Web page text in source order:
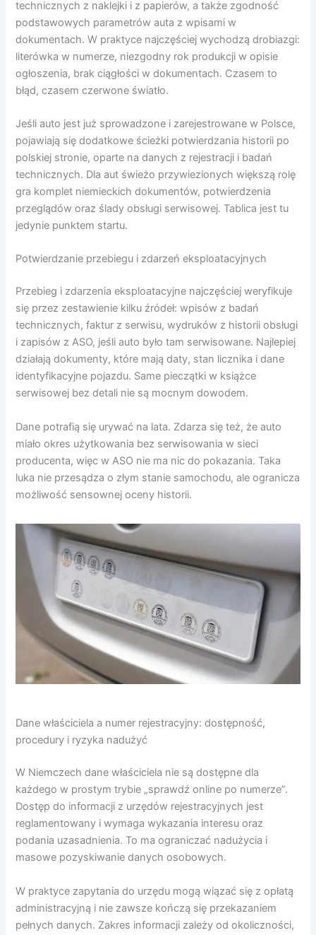
technicznych z naklejki i z papierów, a także zgodność
podstawowych parametrów auta z wpisami w
dokumentach. W praktyce najczęściej wychodzą drobiazgi:
literówka w numerze, niezgodny rok produkcji w opisie
ogłoszenia, brak ciągłości w dokumentach. Czasem to
błąd, czasem czerwone światło.
Jeśli auto jest już sprowadzone i zarejestrowane w Polsce,
pojawiają się dodatkowe ścieżki potwierdzania historii po
polskiej stronie, oparte na danych z rejestracji i badań
technicznych. Dla aut świeżo przywiezionych większą rolę
gra komplet niemieckich dokumentów, potwierdzenia
przeglądów oraz ślady obsługi serwisowej. Tablica jest tu
jedynie punktem startu.
Potwierdzanie przebiegu i zdarzeń eksploatacyjnych
Przebieg i zdarzenia eksploatacyjne najczęściej weryfikuje
się przez zestawienie kilku źródeł: wpisów z badań
technicznych, faktur z serwisu, wydruków z historii obsługi
i zapisów z ASO, jeśli auto było tam serwisowane. Najlepiej
działają dokumenty, które mają daty, stan licznika i dane
identyfikacyjne pojazdu. Same pieczątki w książce
serwisowej bez detali nie są mocnym dowodem.
Dane potrafią się urywać na lata. Zdarza się też, że auto
miało okres użytkowania bez serwisowania w sieci
producenta, więc w ASO nie ma nic do pokazania. Taka
luka nie przesądza o złym stanie samochodu, ale ogranicza
możliwość sensownej oceny historii.
Dane właściciela a numer rejestracyjny: dostępność,
procedury i ryzyka nadużyć
W Niemczech dane właściciela nie są dostępne dla
każdego w prostym trybie „sprawdź online po numerze”.
Dostęp do informacji z urzędów rejestracyjnych jest
reglamentowany i wymaga wykazania interesu oraz
podania uzasadnienia. To ma ograniczać nadużycia i
masowe pozyskiwanie danych osobowych.
W praktyce zapytania do urzędu mogą wiązać się z opłatą
administracyjną i nie zawsze kończą się przekazaniem
pełnych danych. Zakres informacji zależy od okoliczności,